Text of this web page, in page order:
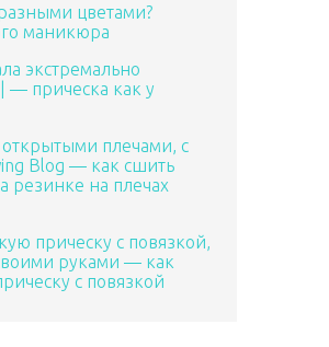
цветами?
маникюра
экстремально
— прическа как у
плечами, с
Blog — как сшить
резинке на плечах
прическу с повязкой,
руками — как
с повязкой